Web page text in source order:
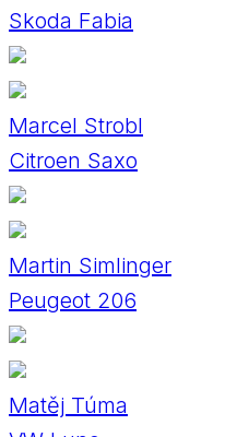
Skoda Fabia
Marcel Strobl
Citroen Saxo
Martin Simlinger
Peugeot 206
Matěj Túma